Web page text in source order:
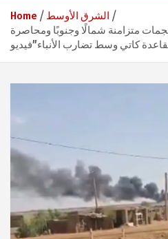
Home
الشرق الأوسط
متزامنة شمالًا وجنوبًا ومحاصرة